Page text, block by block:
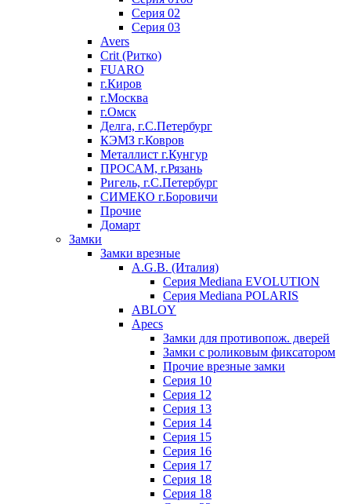
Серия 02
Серия 03
Avers
Crit (Ритко)
FUARO
г.Киров
г.Москва
г.Омск
Делга, г.С.Петербург
КЭМЗ г.Ковров
Металлист г.Кунгур
ПРОСАМ, г.Рязань
Ригель, г.С.Петербург
СИМЕКО г.Боровичи
Прочие
Домарт
Замки
Замки врезные
A.G.B. (Италия)
Серия Mediana EVOLUTION
Серия Mediana POLARIS
ABLOY
Apecs
Замки для противопож. дверей
Замки с роликовым фиксатором
Прочие врезные замки
Серия 10
Серия 12
Серия 13
Серия 14
Серия 15
Серия 16
Серия 17
Серия 18
Серия 18